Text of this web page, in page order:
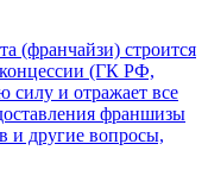
(франчайзи) строится
(ГК РФ,
силу и отражает все
франшизы
и другие вопросы,